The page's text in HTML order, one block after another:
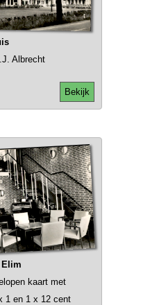
Albrecht
Bekijk
Elim
kaart met
1 en 1 x 12 cent